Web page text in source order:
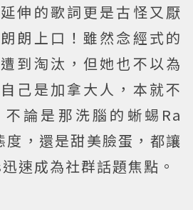
伸的歌詞更是古怪又厭
朗上口！雖然念經式的
到淘汰，但她也不以為
己是加拿大人，本就不
論是那洗腦的蜥蜴Ra
，還是甜美臉蛋，都讓
速成為社群話題焦點。